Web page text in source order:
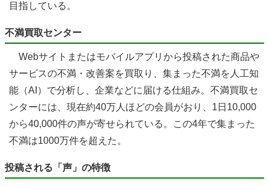
目指している。
不満買取センター
Webサイトまたはモバイルアプリから投稿された商品や
サービスの不満・改善案を買取り、集まった不満を人工知
能（AI）で分析し、企業などに届ける仕組み。不満買取セ
ンターには、現在約40万人ほどの会員がおり、1日10,000
から40,000件の声が寄せられている。この4年で集まった
不満は1000万件を超えた。
投稿される「声」の特徴